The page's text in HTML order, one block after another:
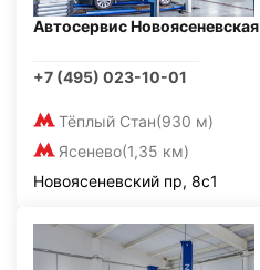
Автосервис Новоясеневская
+7 (495) 023-10-01
Тёплый Стан(930 м)
Ясенево(1,35 км)
Новоясеневский пр, 8с1